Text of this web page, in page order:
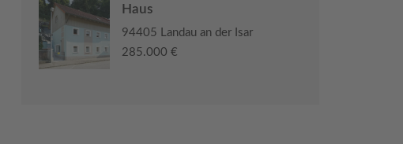
Haus
94405 Landau an der Isar
285.000 €